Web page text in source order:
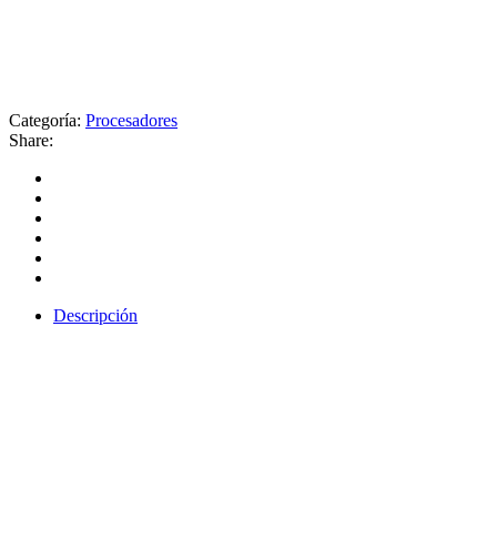
Categoría: Procesadores
Share:
Descripción